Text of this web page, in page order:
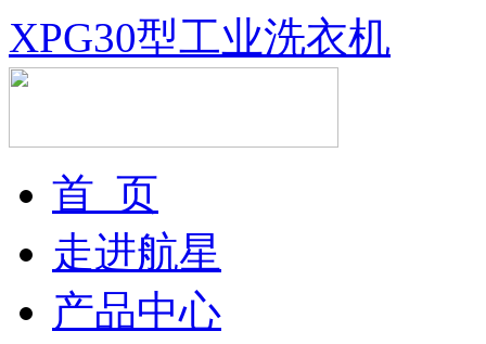
XPG30型工业洗衣机
首 页
走进航星
产品中心